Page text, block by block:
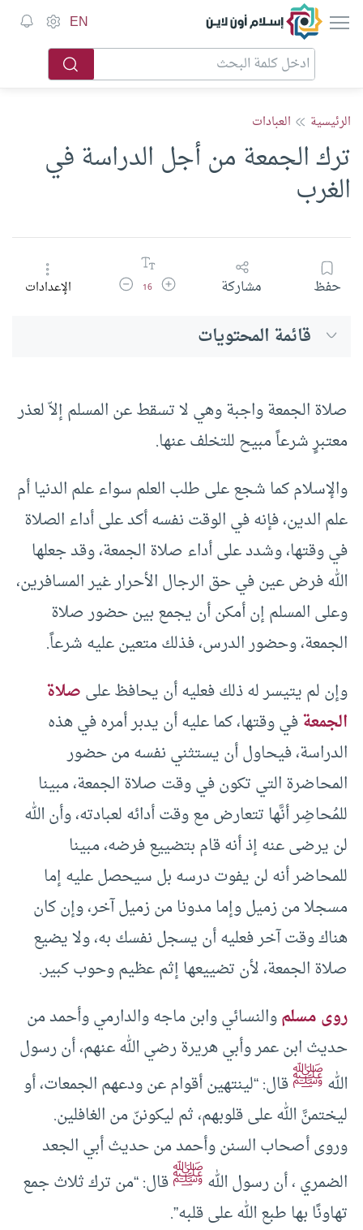
إسلام أون لاين EN
الرئيسية العبادات
ترك الجمعة من أجل الدراسة في
الغرب
حفظ مشاركة زيادة حجم الخط
16 تقليل حجم الخطالإعدادات
قائمة المحتويات
صلاة الجمعة واجبة وهي لا تسقط عن المسلم إلاّ لعذر
معتبرٍ شرعاً مبيح للتخلف عنها.
والإسلام كما شجع على طلب العلم سواء علم الدنيا أم
علم الدين، فإنه في الوقت نفسه أكد على أداء الصلاة
في وقتها، وشدد على أداء صلاة الجمعة، وقد جعلها
الله فرض عين في حق الرجال الأحرار غير المسافرين،
وعلى المسلم إن أمكن أن يجمع بين حضور صلاة
الجمعة، وحضور الدرس، فذلك متعين عليه شرعاً.
وإن لم يتيسر له ذلك فعليه أن يحافظ علىصلاة
الجمعةفي وقتها، كما عليه أن يدبر أمره في هذه
الدراسة، فيحاول أن يستثني نفسه من حضور
المحاضرة التي تكون في وقت صلاة الجمعة، مبينا
للمُحاضِر أنَّها تتعارض مع وقت أدائه لعبادته، وأن الله
لن يرضى عنه إذ أنه قام بتضييع فرضه، مبينا
للمحاضر أنه لن يفوت درسه بل سيحصل عليه إما
مسجلا من زميل وإما مدونا من زميل آخر، وإن كان
هناك وقت آخر فعليه أن يسجل نفسك به، ولا يضيع
صلاة الجمعة، لأن تضييعها إثم عظيم وحوب كبير.
روى مسلموالنسائي وابن ماجه والدارمي وأحمد من
حديث ابن عمر وأبي هريرة رضي الله عنهم، أن رسول
اللهﷺقال: “لينتهين أقوام عن ودعهم الجمعات، أو
ليختمنَّ الله على قلوبهم، ثم ليكوننّ من الغافلين.
وروى أصحاب السنن وأحمد من حديث أبي الجعد
الضمري ، أن رسول اللهﷺقال: “من ترك ثلاث جمع
تهاونًا بها طبع الله على قلبه”.